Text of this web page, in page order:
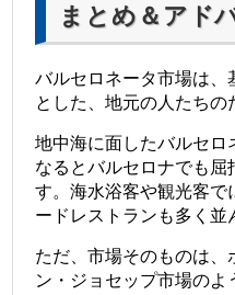
まとめ＆アド
バルセロネータ市場は、
とした、地元の人たちの
地中海に面したバルセロ
なるとバルセロナでも屈
す。海水浴客や観光客で
ードレストランも多く並
ただ、市場そのものは、
ン・ジョセップ市場のよ